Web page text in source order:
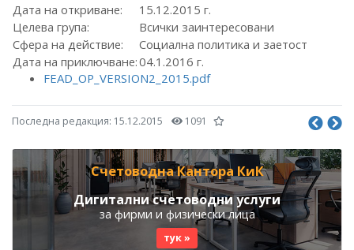
Дата на откриване:
15.12.2015 г.
Целева група:
Всички заинтересовани
Сфера на действие:
Социална политика и заетост
Дата на приключване:04.1.2016 г.
FEAD_OP_VERSION2_2015.pdf
Последна редакция: 15.12.2015 1091
Счетоводна Кантора КиК
Дигитални счетоводни услуги
за фирми и физически лица
тук »